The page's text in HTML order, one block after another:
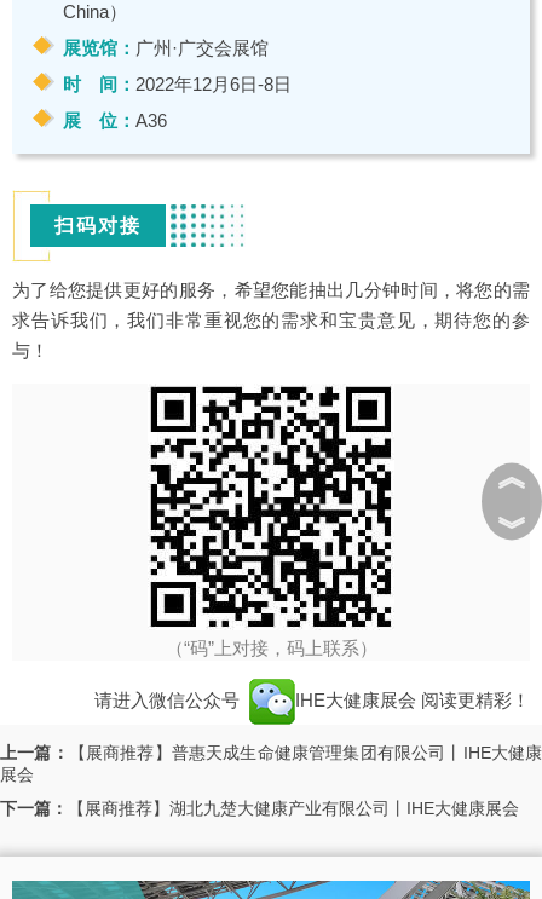
China）
展览馆： 广州·广交会展馆
时 间： 2022年12月6日-8日
展 位： A36
扫码对接
为了给您提供更好的服务，希望您能抽出几分钟时间，将您的需
求告诉我们，我们非常重视您的需求和宝贵意见，期待您的参
与！
（“码”上对接，码上联系）
请进入微信公众号 IHE大健康展会 阅读更精彩！
上一篇：
【展商推荐】普惠天成生命健康管理集团有限公司丨IHE大健康
展会
下一篇：
【展商推荐】湖北九楚大健康产业有限公司丨IHE大健康展会
︽
︾